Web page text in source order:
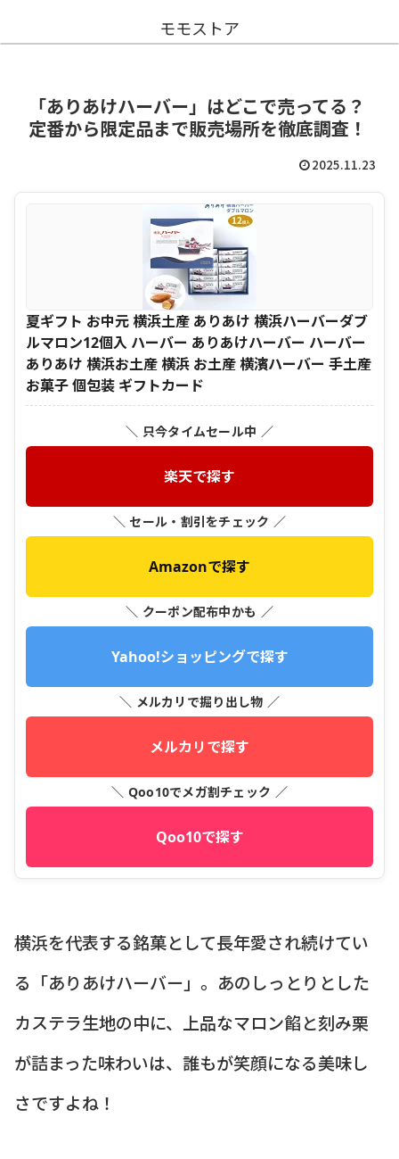
モモストア
「ありあけハーバー」はどこで売ってる？
定番から限定品まで販売場所を徹底調査！
2025.11.23
夏ギフト お中元 横浜土産 ありあけ 横浜ハーバーダブ
ルマロン12個入 ハーバー ありあけハーバー ハーバー
ありあけ 横浜お土産 横浜 お土産 横濱ハーバー 手土産
お菓子 個包装 ギフトカード
＼ 只今タイムセール中 ／
楽天で探す
＼ セール・割引をチェック ／
Amazonで探す
＼ クーポン配布中かも ／
Yahoo!ショッピングで探す
＼ メルカリで掘り出し物 ／
メルカリで探す
＼ Qoo10でメガ割チェック ／
Qoo10で探す
横浜を代表する銘菓として長年愛され続けてい
る「ありあけハーバー」。あのしっとりとした
カステラ生地の中に、上品なマロン餡と刻み栗
が詰まった味わいは、誰もが笑顔になる美味し
さですよね！